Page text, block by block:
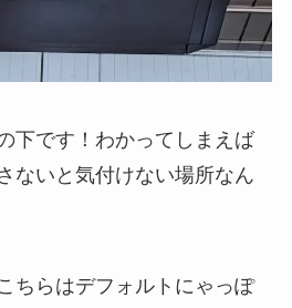
下です！わかってしまえば
ないと気付けない場所なん
ちらはデフォルトにゃっぽ